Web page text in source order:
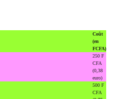
Coût
(en
FCFA)
250 F
CFA
(0,38
euro)
500 F
CFA